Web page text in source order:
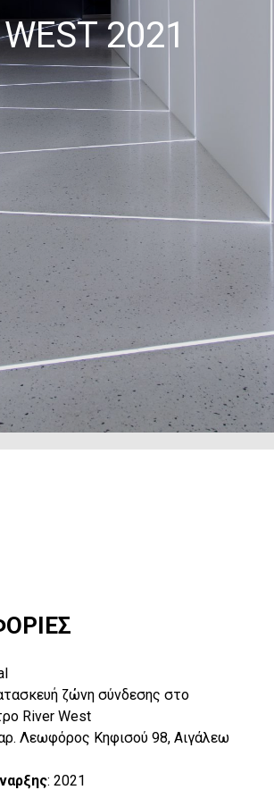
2021
ζώνη σύνδεσης στο
River West
Λεωφόρος Κηφισού 98, Αιγάλεω
: 2021